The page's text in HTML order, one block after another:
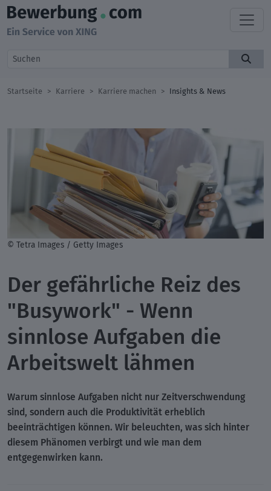
Startseite Karriere Karriere machen Insights & News
© Tetra Images / Getty Images
Der gefährliche Reiz des
"Busywork" - Wenn
sinnlose Aufgaben die
Arbeitswelt lähmen
Warum sinnlose Aufgaben nicht nur Zeitverschwendung
sind, sondern auch die Produktivität erheblich
beeinträchtigen können. Wir beleuchten, was sich hinter
diesem Phänomen verbirgt und wie man dem
entgegenwirken kann.